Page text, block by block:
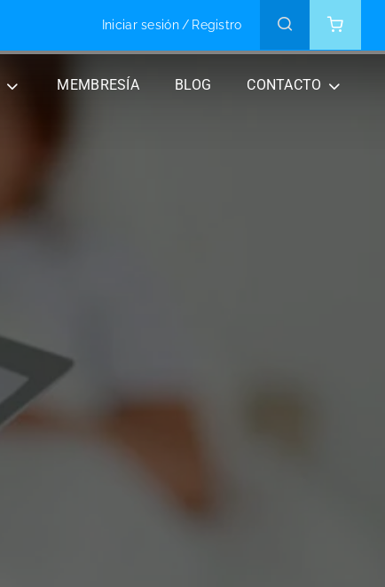
Iniciar sesión / Registro
MEMBRESÍA BLOG CONTACTO